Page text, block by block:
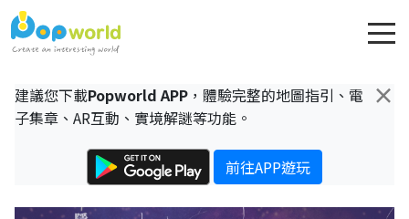
×
建議您下載Popworld APP ，體驗完整的地圖指引、電
子集章、AR互動、實境解謎等功能。
前往APP遊玩